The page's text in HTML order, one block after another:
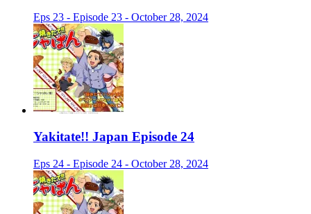
Eps 23 - Episode 23 - October 28, 2024
Yakitate!! Japan Episode 24
Eps 24 - Episode 24 - October 28, 2024